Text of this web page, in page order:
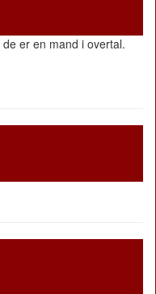
er en mand i overtal.